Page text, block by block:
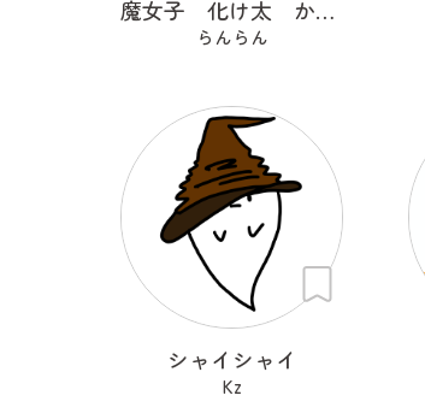
魔女子 化け太 かぼっち
らんらん
シャイシャイ
Kz